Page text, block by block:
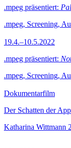
.mpeg präsentiert:
.mpeg, Screening,
19.4.–10.5.2022
.mpeg präsentiert:
.mpeg, Screening,
Dokumentarfilm
Der Schatten der
Katharina Wittmann